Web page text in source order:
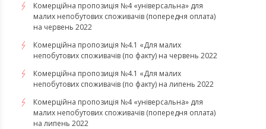
Комерційна пропозиція №4 «універсальна» для
малих непобутових споживачів (попередня оплата)
на червень 2022
Комерційна пропозиція №4.1 «Для малих
непобутових споживачів (по факту) на червень 2022
Комерційна пропозиція №4.1 «Для малих
непобутових споживачів (по факту) на липень 2022
Комерційна пропозиція №4 «універсальна» для
малих непобутових споживачів (попередня оплата)
на липень 2022